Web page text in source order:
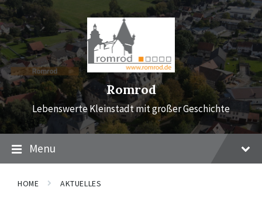
Skip
to
content
Skip
to
main
navigation
Skip
to
footer
Romrod
Lebenswerte Kleinstadt mit großer Geschichte
Menu
HOME AKTUELLES